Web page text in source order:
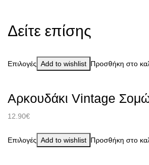
Δείτε επίσης
Επιλογές Add to wishlist Προσθήκη στο
Αρκουδάκι Vintage
12.90€
Επιλογές Add to wishlist Προσθήκη στο